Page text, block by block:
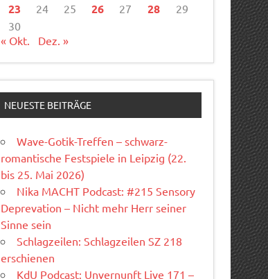
23
24 25 26 27 28
29
30
« Okt.
Dez. »
NEUESTE BEITRÄGE
Wave-Gotik-Treffen – schwarz-
romantische Festspiele in Leipzig (22.
bis 25. Mai 2026)
Nika MACHT Podcast: #215 Sensory
Deprevation – Nicht mehr Herr seiner
Sinne sein
Schlagzeilen: Schlagzeilen SZ 218
erschienen
KdU Podcast: Unvernunft Live 171 –